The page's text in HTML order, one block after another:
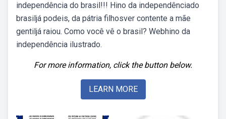
independência do brasil!!! Hino da independênciado
brasiljá podeis, da pátria filhosver contente a mãe
gentiljá raiou. Como você vê o brasil? Webhino da
independência ilustrado.
For more information, click the button below.
LEARN MORE